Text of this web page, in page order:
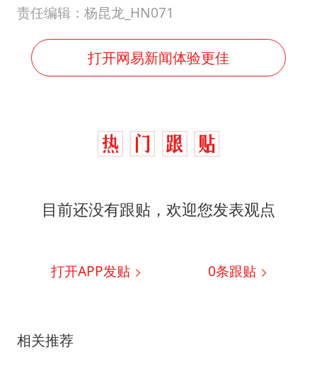
责任编辑：杨昆龙_HN071
打开网易新闻体验更佳
目前还没有跟贴，欢迎您发表观点
打开APP发贴 0条跟贴
相关推荐